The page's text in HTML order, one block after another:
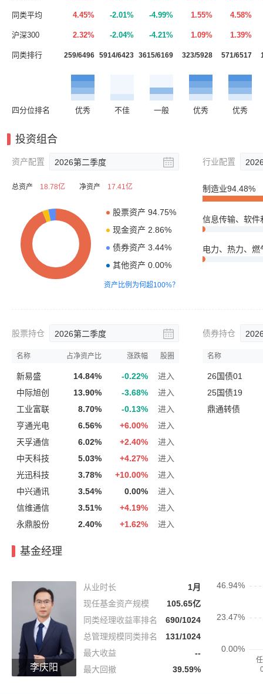
同类平均 4.45% -2.01% -4.99% 1.55% 4.58%
沪深300 2.32% -2.04% -4.21% 1.09% 1.39%
同类排行 259/6496 5914/6423 3615/6169 323/5928 571/6517
四分位排名 优秀 不佳 一般 优秀 优秀
投资组合
资产配置 2026第二季度
总资产 18.78亿 净资产 17.41亿
资产比例为何超100%？
行业配置
制造业94.48%
股票持仓 2026第二季度
名称 占净资产比 涨跌幅 股圈
新易盛 14.84% -0.22%
进入
中际旭创
13.90% -3.68%
进入
工业富联
8.70% -0.13%
进入
亨通光电
6.56% +6.00%
进入
天孚通信
6.02% +2.40%
进入
中天科技
5.03% +4.27%
进入
光迅科技
3.78% +10.00%
进入
中兴通讯
3.54% 0.00%
进入
信维通信
3.51% +4.19%
进入
永鼎股份
2.40% +1.62% 进入
债券持仓
名称
26国债01
25国债19
鼎通转债
基金经理
李庆阳
从业时长
1月
现任基金资产规模
105.65亿
同类经理收益率排名
690/1024
总管理规模同类排名
131/1024
最大收益
--
最大回撤
39.59%